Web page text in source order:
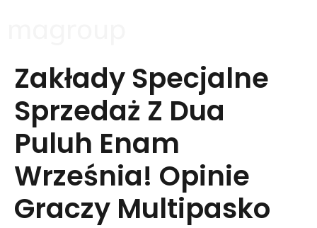
Zakłady Specjalne
Sprzedaż Z Dua
Puluh Enam
Września! Opinie
Graczy Multipasko